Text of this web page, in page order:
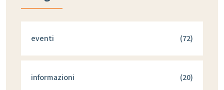
eventi (72)
informazioni (20)